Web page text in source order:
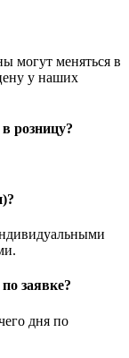
могут меняться в
у наших
розницу?
заявке?
дня по